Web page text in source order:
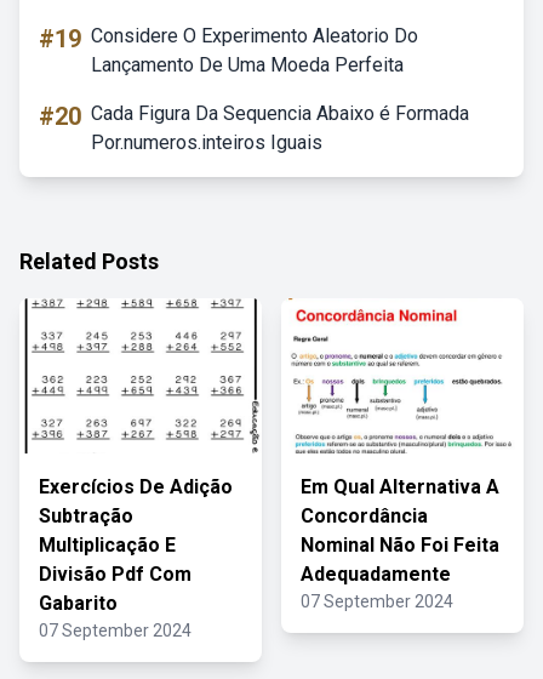
#19 Considere O Experimento Aleatorio Do
Lançamento De Uma Moeda Perfeita
#20 Cada Figura Da Sequencia Abaixo é Formada
Por.numeros.inteiros Iguais
Related Posts
Exercícios De Adição
Subtração
Multiplicação E
Divisão Pdf Com
Gabarito
07 September 2024
Em Qual Alternativa A
Concordância
Nominal Não Foi Feita
Adequadamente
07 September 2024